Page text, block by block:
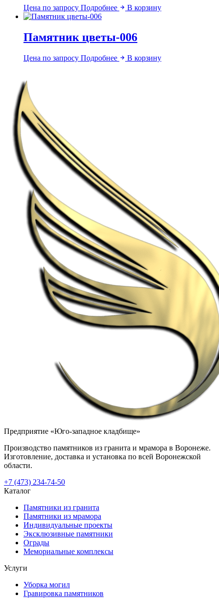
Цена по запросу Подробнее В корзину
Памятник цветы-006
Цена по запросу Подробнее В корзину
Предприятие «Юго-западное кладбище»
Производство памятников из гранита и мрамора в Воронеже.
Изготовление, доставка и установка по всей Воронежской
области.
+7 (473) 234-74-50
Каталог
Памятники из гранита
Памятники из мрамора
Индивидуальные проекты
Эксклюзивные памятники
Ограды
Мемориальные комплексы
Услуги
Уборка могил
Гравировка памятников